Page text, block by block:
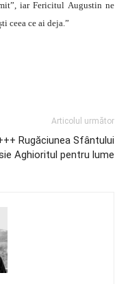
iar Fericitul Augustin ne
ceea ce ai deja.”
Articolul următor
Rugăciunea Sfântului
Aghioritul pentru lume